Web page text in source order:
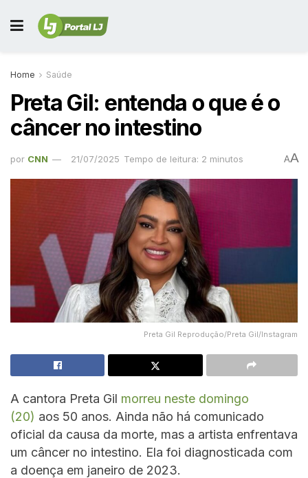
Home Saúde
Preta Gil: entenda o que é o
câncer no intestino
por CNN 21/07/2025 Tempo de leitura: 2 minutos AA
Preta Gil Reprodução/Preta Gil/Instagram
A cantora Preta Gil morreu neste domingo
(20) aos 50 anos. Ainda não há comunicado
oficial da causa da morte, mas a artista enfrentava
um câncer no intestino. Ela foi diagnosticada com
a doença em janeiro de 2023.